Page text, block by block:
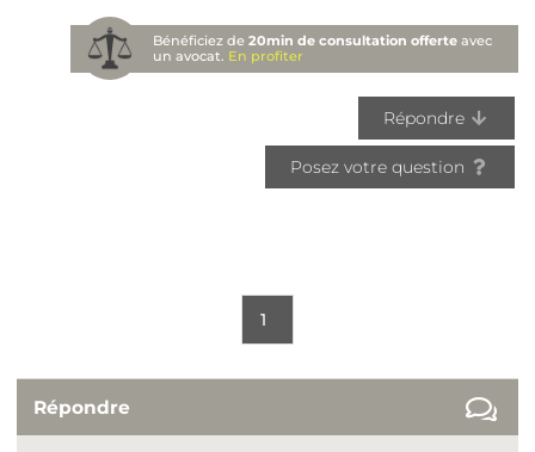
Bénéficiez de20min de consultation offerte avec
un avocat. En profiter
Répondre
Posez votre question
1
Répondre